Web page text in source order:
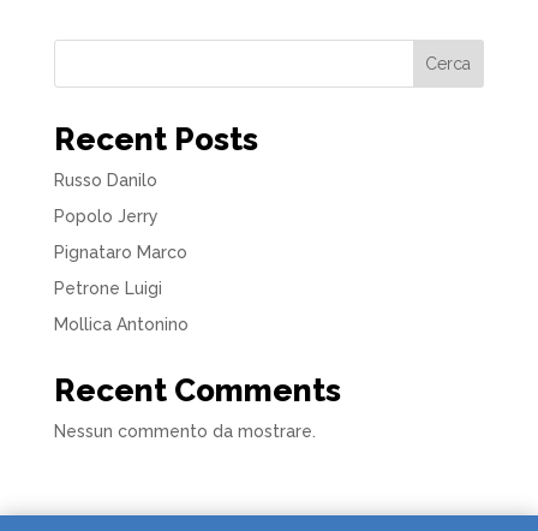
Cerca
Recent Posts
Russo Danilo
Popolo Jerry
Pignataro Marco
Petrone Luigi
Mollica Antonino
Recent Comments
Nessun commento da mostrare.